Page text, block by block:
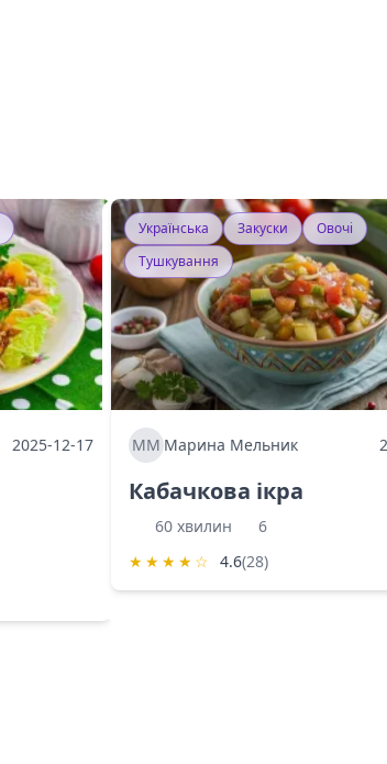
2025-12-17
Українська Закуски
Овочі
Тушкування
ММ Марина Мельник
Кабачкова ікра
60 хвилин
6
★ ★ ★ ★ ☆ 4.6(28)